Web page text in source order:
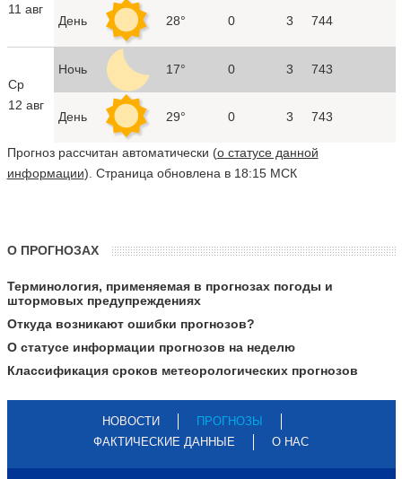
11 авг
День 28° 0 3 744
Ср
12 авг
Ночь 17° 0 3 743
День 29° 0 3 743
Прогноз рассчитан автоматически (о статусе данной
информации). Страница обновлена в 18:15 МСК
О ПРОГНОЗАХ
Терминология, применяемая в прогнозах погоды и
штормовых предупреждениях
Откуда возникают ошибки прогнозов?
О статусе информации прогнозов на неделю
Классификация сроков метеорологических прогнозов
НОВОСТИ
ПРОГНОЗЫ
ФАКТИЧЕСКИЕ ДАННЫЕ
О НАС